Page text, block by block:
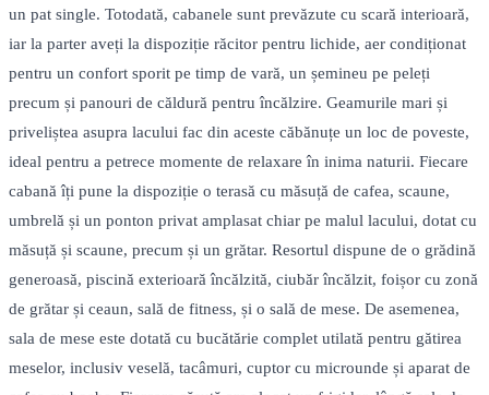
un pat single. Totodată, cabanele sunt prevăzute cu scară interioară,
iar la parter aveți la dispoziție răcitor pentru lichide, aer condiționat
pentru un confort sporit pe timp de vară, un șemineu pe peleți
precum și panouri de căldură pentru încălzire. Geamurile mari și
priveliștea asupra lacului fac din aceste căbănuțe un loc de poveste,
ideal pentru a petrece momente de relaxare în inima naturii. Fiecare
cabană îți pune la dispoziție o terasă cu măsuță de cafea, scaune,
umbrelă și un ponton privat amplasat chiar pe malul lacului, dotat cu
măsuță și scaune, precum și un grătar. Resortul dispune de o grădină
generoasă, piscină exterioară încălzită, ciubăr încălzit, foișor cu zonă
de grătar și ceaun, sală de fitness, și o sală de mese. De asemenea,
sala de mese este dotată cu bucătărie complet utilată pentru gătirea
meselor, inclusiv veselă, tacâmuri, cuptor cu microunde și aparat de